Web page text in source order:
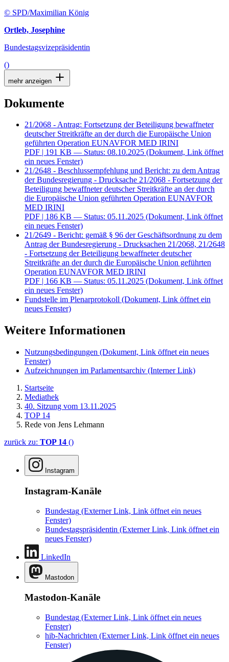
© SPD/Maximilian König
Ortleb, Josephine
Bundestagsvizepräsidentin
()
mehr anzeigen
Dokumente
21/2068 - Antrag: Fortsetzung der Beteiligung bewaffneter
deutscher Streitkräfte an der durch die Europäische Union
geführten Operation EUNAVFOR MED IRINI
PDF | 191 KB — Status: 08.10.2025 (Dokument, Link öffnet
ein neues Fenster)
21/2648 - Beschlussempfehlung und Bericht: zu dem Antrag
der Bundesregierung - Drucksache 21/2068 - Fortsetzung der
Beteiligung bewaffneter deutscher Streitkräfte an der durch
die Europäische Union geführten Operation EUNAVFOR
MED IRINI
PDF | 186 KB — Status: 05.11.2025 (Dokument, Link öffnet
ein neues Fenster)
21/2649 - Bericht: gemäß § 96 der Geschäftsordnung zu dem
Antrag der Bundesregierung - Drucksachen 21/2068, 21/2648
- Fortsetzung der Beteiligung bewaffneter deutscher
Streitkräfte an der durch die Europäische Union geführten
Operation EUNAVFOR MED IRINI
PDF | 166 KB — Status: 05.11.2025 (Dokument, Link öffnet
ein neues Fenster)
Fundstelle im Plenarprotokoll (Dokument, Link öffnet ein
neues Fenster)
Weitere Informationen
Nutzungsbedingungen (Dokument, Link öffnet ein neues
Fenster)
Aufzeichnungen im Parlamentsarchiv (Interner Link)
Startseite
Mediathek
40. Sitzung vom 13.11.2025
TOP 14
Rede von Jens Lehmann
zurück zu: TOP 14 ()
Instagram
Instagram-Kanäle
Bundestag (Externer Link, Link öffnet ein neues
Fenster)
Bundestagspräsidentin (Externer Link, Link öffnet ein
neues Fenster)
LinkedIn
Mastodon
Mastodon-Kanäle
Bundestag (Externer Link, Link öffnet ein neues
Fenster)
hib-Nachrichten (Externer Link, Link öffnet ein neues
Fenster)